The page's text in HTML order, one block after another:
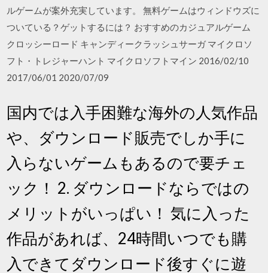
ルゲームが案外充実しています。 無料ゲームはウィンドウズに
ついている？ゲットするには？ おすすめのカジュアルゲーム
クロッシーロード キャンディークラッシュサーガ マイクロソ
フト・トレジャーハント マイクロソフトマイン 2016/02/10
2017/06/01 2020/07/09
国内では入手困難な海外の人気作品
や、ダウンロード販売でしか手に
入らないゲームもあるので要チェ
ック！ 2. ダウンロードならではの
メリットがいっぱい！ 気に入った
作品があれば、24時間いつでも購
入できてダウンロード後すぐに遊